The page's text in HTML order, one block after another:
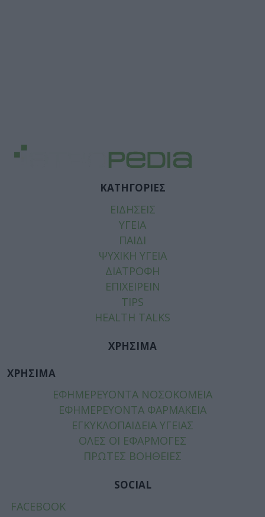
ΚΑΤΗΓΟΡΙΕΣ
ΕΙΔΗΣΕΙΣ
ΥΓΕΙΑ
ΠΑΙΔΙ
ΨΥΧΙΚΗ ΥΓΕΙΑ
ΔΙΑΤΡΟΦΗ
ΕΠΙΧΕΙΡΕΙΝ
TIPS
HEALTH TALKS
ΧΡΗΣΙΜΑ
ΧΡΗΣΙΜΑ
ΕΦΗΜΕΡΕΥΟΝΤΑ ΝΟΣΟΚΟΜΕΙΑ
ΕΦΗΜΕΡΕΥΟΝΤΑ ΦΑΡΜΑΚΕΙΑ
ΕΓΚΥΚΛΟΠΑΙΔΕΙΑ ΥΓΕΙΑΣ
ΟΛΕΣ ΟΙ ΕΦΑΡΜΟΓΕΣ
ΠΡΩΤΕΣ ΒΟΗΘΕΙΕΣ
SOCIAL
FACEBOOK